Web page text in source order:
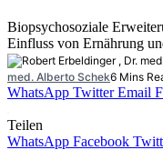
Biopsychosoziale
Einfluss von Ernährung
med. Alberto Schek6 Mins
WhatsApp Twitter Email
Teilen
WhatsApp Facebook